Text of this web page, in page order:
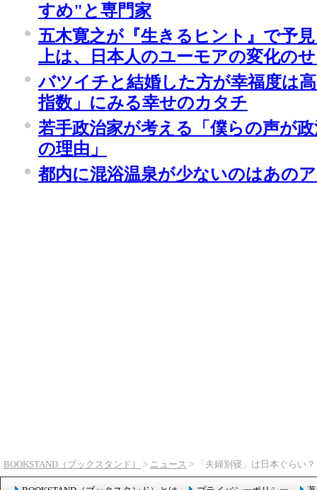
すめ"と専門家
五木寛之が『生きるヒント』で予
上は、日本人のユーモアの変化の
バツイチと結婚した方が幸福度は
指数」にみる幸せのカタチ
若手政治家が考える「僕らの声が
の理由」
都内に混浴温泉が少ないのはあの
BOOKSTAND（ブックスタンド） > ニュース > 「夫婦別寝」は日本ぐらい